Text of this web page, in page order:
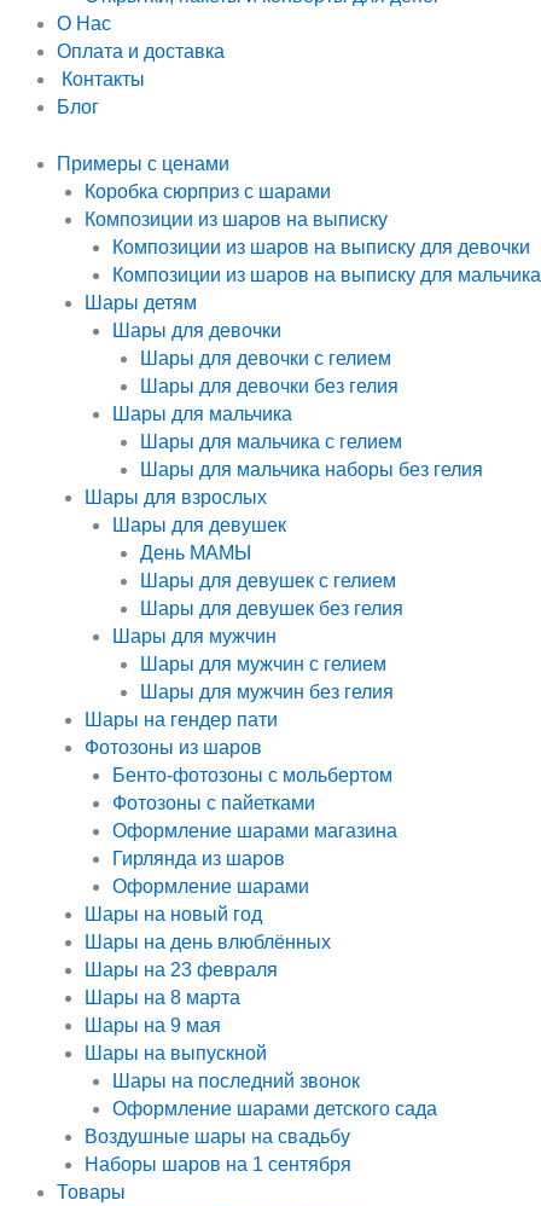
О Нас
Оплата и доставка
Контакты
Блог
Примеры с ценами
Коробка сюрприз с шарами
Композиции из шаров на выписку
Композиции из шаров на выписку для девочки
Композиции из шаров на выписку для мальчика
Шары детям
Шары для девочки
Шары для девочки с гелием
Шары для девочки без гелия
Шары для мальчика
Шары для мальчика с гелием
Шары для мальчика наборы без гелия
Шары для взрослых
Шары для девушек
День МАМЫ
Шары для девушек с гелием
Шары для девушек без гелия
Шары для мужчин
Шары для мужчин с гелием
Шары для мужчин без гелия
Шары на гендер пати
Фотозоны из шаров
Бенто-фотозоны с мольбертом
Фотозоны с пайетками
Оформление шарами магазина
Гирлянда из шаров
Оформление шарами
Шары на новый год
Шары на день влюблённых
Шары на 23 февраля
Шары на 8 марта
Шары на 9 мая
Шары на выпускной
Шары на последний звонок
Оформление шарами детского сада
Воздушные шары на свадьбу
Наборы шаров на 1 сентября
Товары